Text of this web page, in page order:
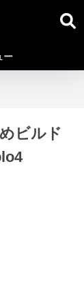
ー
ビルド